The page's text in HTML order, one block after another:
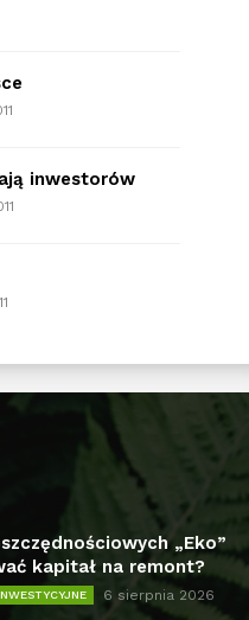
inwestorów
„Eko”
kapitał na remont?
6 sierpnia 2026